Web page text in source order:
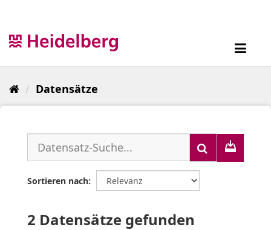
Datensätze
Sortieren nach
2 Datensätze gefunden